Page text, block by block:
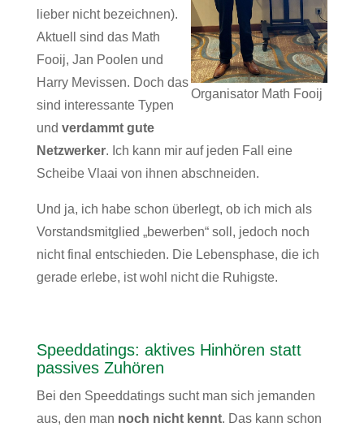
Organisator Math Fooij
lieber nicht bezeichnen).
Aktuell sind das Math
Fooij, Jan Poolen und
Harry Mevissen. Doch das
sind interessante Typen
und verdammt gute
Netzwerker. Ich kann mir auf jeden Fall eine
Scheibe Vlaai von ihnen abschneiden.
Und ja, ich habe schon überlegt, ob ich mich als
Vorstandsmitglied „bewerben“ soll, jedoch noch
nicht final entschieden. Die Lebensphase, die ich
gerade erlebe, ist wohl nicht die Ruhigste.
Speeddatings: aktives Hinhören statt
passives Zuhören
Bei den Speeddatings sucht man sich jemanden
aus, den man noch nicht kennt. Das kann schon